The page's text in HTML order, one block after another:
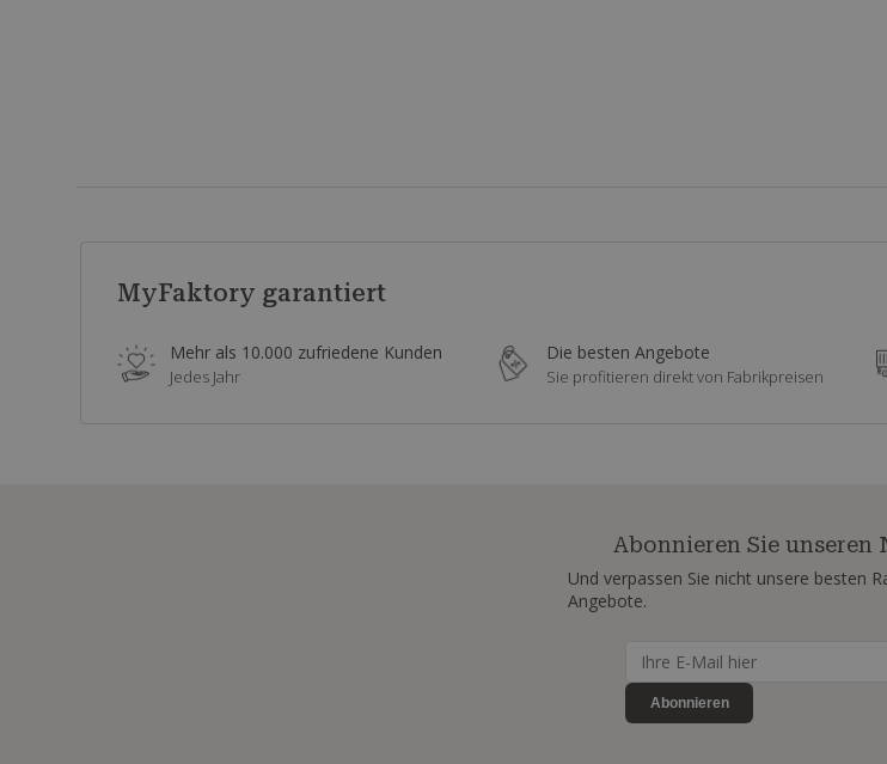
MyFaktory garantiert
Mehr als 10.000 zufriedene Kunden
Jedes Jahr
Die besten Angebote
Sie profitieren direkt von Fabrikpreisen
Abonnieren Sie unseren
Und verpassen Sie nicht unsere besten
Angebote.
Abonnieren